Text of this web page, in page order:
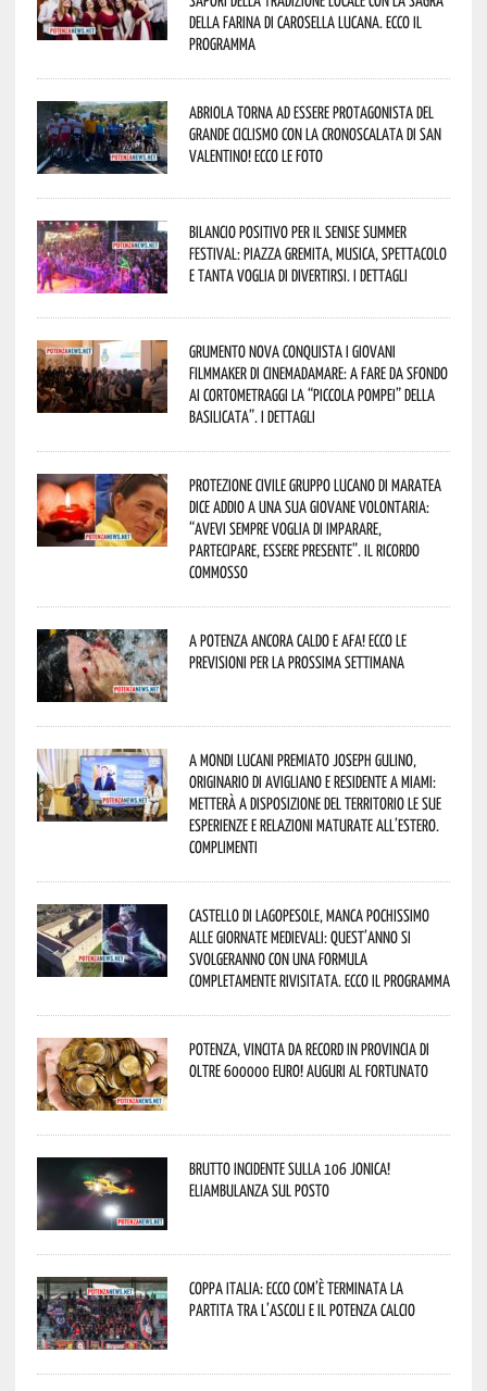
della Farina di Carosella Lucana. Ecco il
programma
Abriola torna ad essere protagonista del
grande ciclismo con la Cronoscalata di San
Valentino! Ecco le foto
Bilancio positivo per il Senise Summer
Festival: piazza gremita, musica, spettacolo
e tanta voglia di divertirsi. I dettagli
Grumento Nova conquista i giovani
filmmaker di Cinemadamare: a fare da sfondo
ai cortometraggi la “Piccola Pompei” della
Basilicata”. I dettagli
Protezione Civile Gruppo Lucano di Maratea
dice addio a una sua giovane volontaria:
“avevi sempre voglia di imparare,
partecipare, essere presente”. Il ricordo
commosso
A Potenza ancora caldo e afa! Ecco le
previsioni per la prossima settimana
A Mondi lucani premiato Joseph Gulino,
originario di Avigliano e residente a Miami:
metterà a disposizione del territorio le sue
esperienze e relazioni maturate all’estero.
Complimenti
Castello di Lagopesole, manca pochissimo
alle Giornate Medievali: quest’anno si
svolgeranno con una formula
completamente rivisitata. Ecco il programma
Potenza, vincita da record in provincia di
oltre 600000 euro! Auguri al fortunato
Brutto incidente sulla 106 Jonica!
Eliambulanza sul posto
Coppa Italia: ecco com’è terminata la
partita tra l’Ascoli e il Potenza Calcio